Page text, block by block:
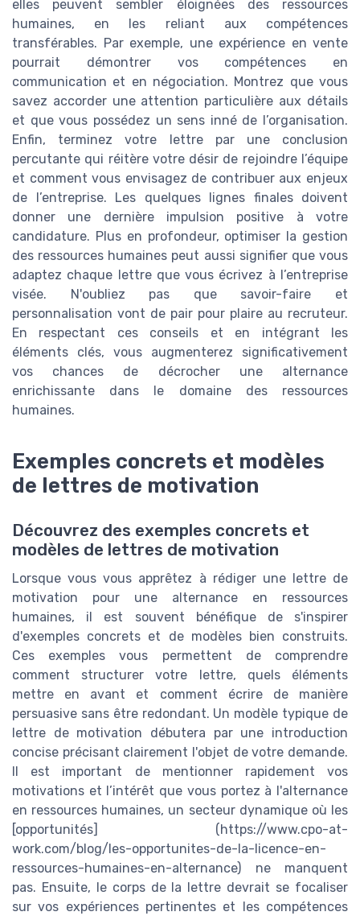
elles peuvent sembler éloignées des ressources
humaines, en les reliant aux compétences
transférables. Par exemple, une expérience en vente
pourrait démontrer vos compétences en
communication et en négociation. Montrez que vous
savez accorder une attention particulière aux détails
et que vous possédez un sens inné de l’organisation.
Enfin, terminez votre lettre par une conclusion
percutante qui réitère votre désir de rejoindre l’équipe
et comment vous envisagez de contribuer aux enjeux
de l’entreprise. Les quelques lignes finales doivent
donner une dernière impulsion positive à votre
candidature. Plus en profondeur, optimiser la gestion
des ressources humaines peut aussi signifier que vous
adaptez chaque lettre que vous écrivez à l’entreprise
visée. N'oubliez pas que savoir-faire et
personnalisation vont de pair pour plaire au recruteur.
En respectant ces conseils et en intégrant les
éléments clés, vous augmenterez significativement
vos chances de décrocher une alternance
enrichissante dans le domaine des ressources
humaines.
Exemples concrets et modèles
de lettres de motivation
Découvrez des exemples concrets et
modèles de lettres de motivation
Lorsque vous vous apprêtez à rédiger une lettre de
motivation pour une alternance en ressources
humaines, il est souvent bénéfique de s'inspirer
d'exemples concrets et de modèles bien construits.
Ces exemples vous permettent de comprendre
comment structurer votre lettre, quels éléments
mettre en avant et comment écrire de manière
persuasive sans être redondant. Un modèle typique de
lettre de motivation débutera par une introduction
concise précisant clairement l'objet de votre demande.
Il est important de mentionner rapidement vos
motivations et l’intérêt que vous portez à l'alternance
en ressources humaines, un secteur dynamique où les
[opportunités] (https://www.cpo-at-
work.com/blog/les-opportunites-de-la-licence-en-
ressources-humaines-en-alternance) ne manquent
pas. Ensuite, le corps de la lettre devrait se focaliser
sur vos expériences pertinentes et les compétences